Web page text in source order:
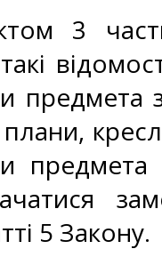
3
предмета
предмета
5 Закону.